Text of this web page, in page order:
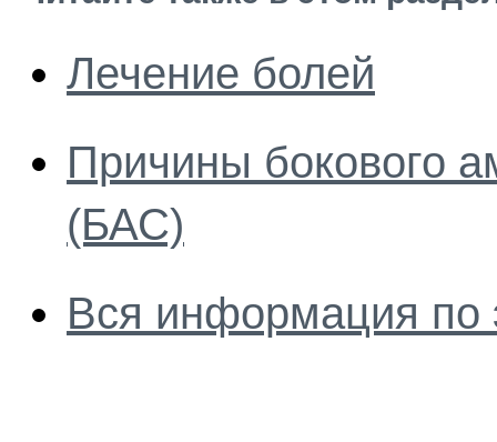
Лечение болей
Причины бокового
(БАС)
Вся информация по